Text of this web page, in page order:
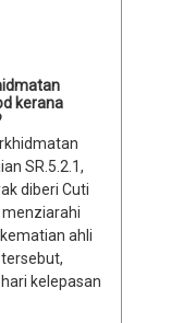
kerana
SR.5.2.1,
diberi Cuti
menziarahi
ahli
kelepasan